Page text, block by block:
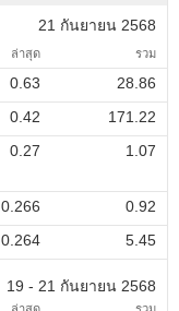
21 กันยายน 2568
ล่าสุด รวม
0.63
28.86
0.42
171.22
0.27 1.07
0.266
0.92
0.264 5.45
19 - 21 กันยายน 2568